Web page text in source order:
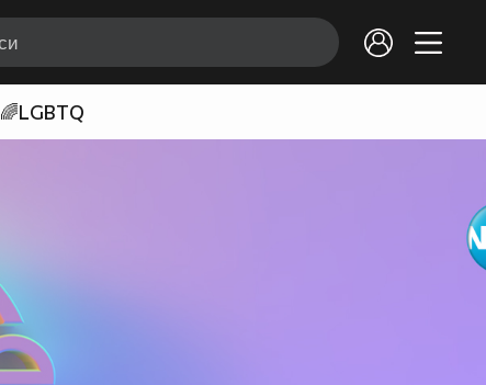
🌈LGBTQ